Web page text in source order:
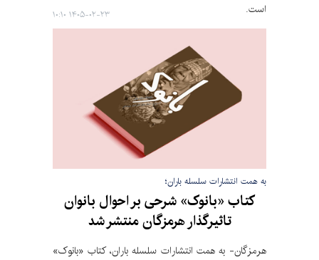
است.
۱۴۰۵-۰۲-۲۳ ۱۰:۱۰
به همت انتشارات سلسله باران؛
کتاب «بانوک» شرحی بر احوال بانوان
تاثیرگذار هرمزگان منتشر شد
هرمزگان- به همت انتشارات سلسله باران، کتاب «بانوک»